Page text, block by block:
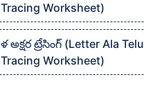
Tracing Worksheet)
ళ అక్షర ట్రేసింగ్ (Letter Ala
Tracing Worksheet)